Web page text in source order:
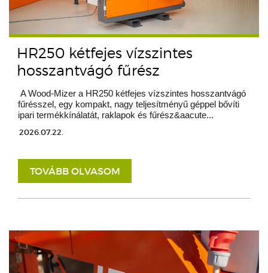
HR250 kétfejes vízszintes
hosszantvágó fűrész
A Wood-Mizer a HR250 kétfejes vízszintes hosszantvágó
fűrésszel, egy kompakt, nagy teljesítményű géppel bővíti
ipari termékkínálatát, raklapok és fűrész&aacute...
2026.07.22.
TOVÁBB OLVASOM